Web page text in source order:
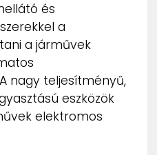
és
a
a járművek
nagy teljesítményű,
eszközök
elektromos